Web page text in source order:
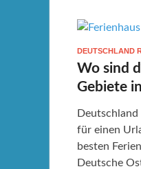
DEUTSCHLAND
Wo sind
Gebiete
Deutschland
für einen
besten
Deutsche